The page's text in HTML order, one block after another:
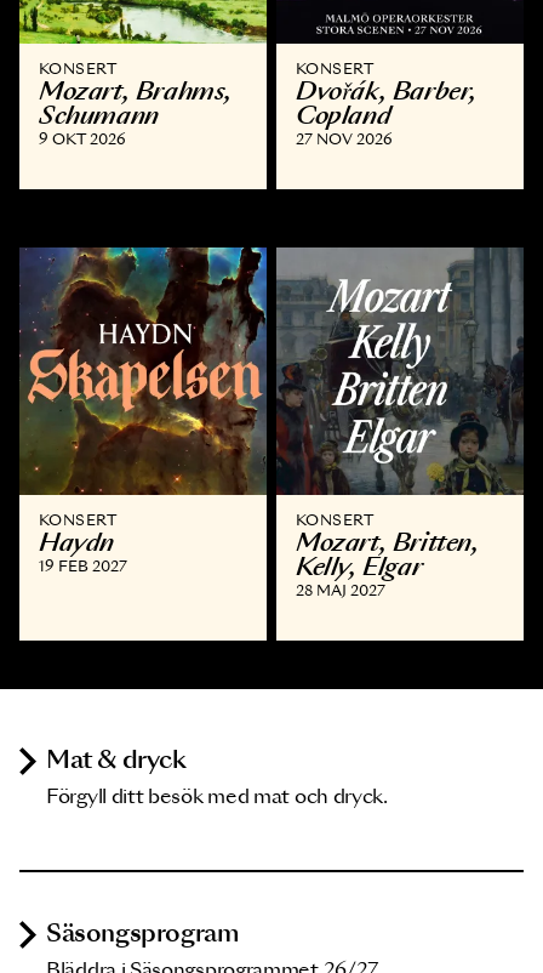
KONSERT
Mozart, Brahms,
Schumann
9 OKT 2026
KONSERT
Dvořák, Barber,
Copland
27 NOV 2026
KONSERT
Haydn
19 FEB 2027
KONSERT
Mozart, Britten,
Kelly, Elgar
28 MAJ 2027
Mat & dryck
Förgyll ditt besök med mat och dryck.
Säsongsprogram